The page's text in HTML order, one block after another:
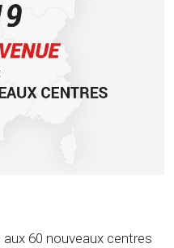
60 nouveaux centres